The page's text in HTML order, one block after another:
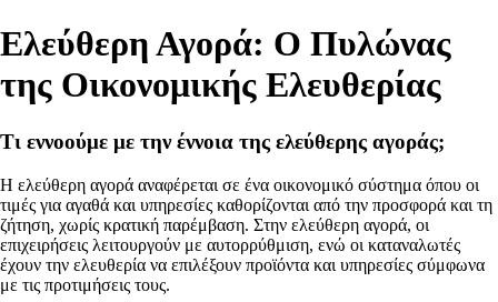
Ελεύθερη Αγορά: Ο Πυλώνας
της Οικονομικής Ελευθερίας
Τι εννοούμε με την έννοια της ελεύθερης αγοράς;
Η ελεύθερη αγορά αναφέρεται σε ένα οικονομικό σύστημα όπου οι
τιμές για αγαθά και υπηρεσίες καθορίζονται από την προσφορά και τη
ζήτηση, χωρίς κρατική παρέμβαση. Στην ελεύθερη αγορά, οι
επιχειρήσεις λειτουργούν με αυτορρύθμιση, ενώ οι καταναλωτές
έχουν την ελευθερία να επιλέξουν προϊόντα και υπηρεσίες σύμφωνα
με τις προτιμήσεις τους.